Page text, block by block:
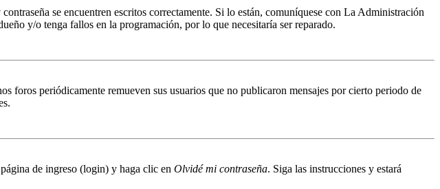
se encuentren escritos correctamente. Si lo están, comuníquese con La Administración
y/o tenga fallos en la programación, por lo que necesitaría ser reparado.
foros periódicamente remueven sus usuarios que no publicaron mensajes por cierto periodo de
de ingreso (login) y haga clic en Olvidé mi contraseña. Siga las instrucciones y estará